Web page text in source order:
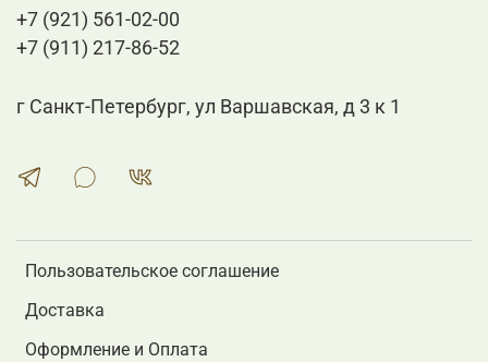
Пользовательское соглашение
Доставка
Оформление и Оплата
+7 (921) 561-02-00
+7 (911) 217-86-52
г Санкт-Петербург, ул Варшавская, д 3 к 1